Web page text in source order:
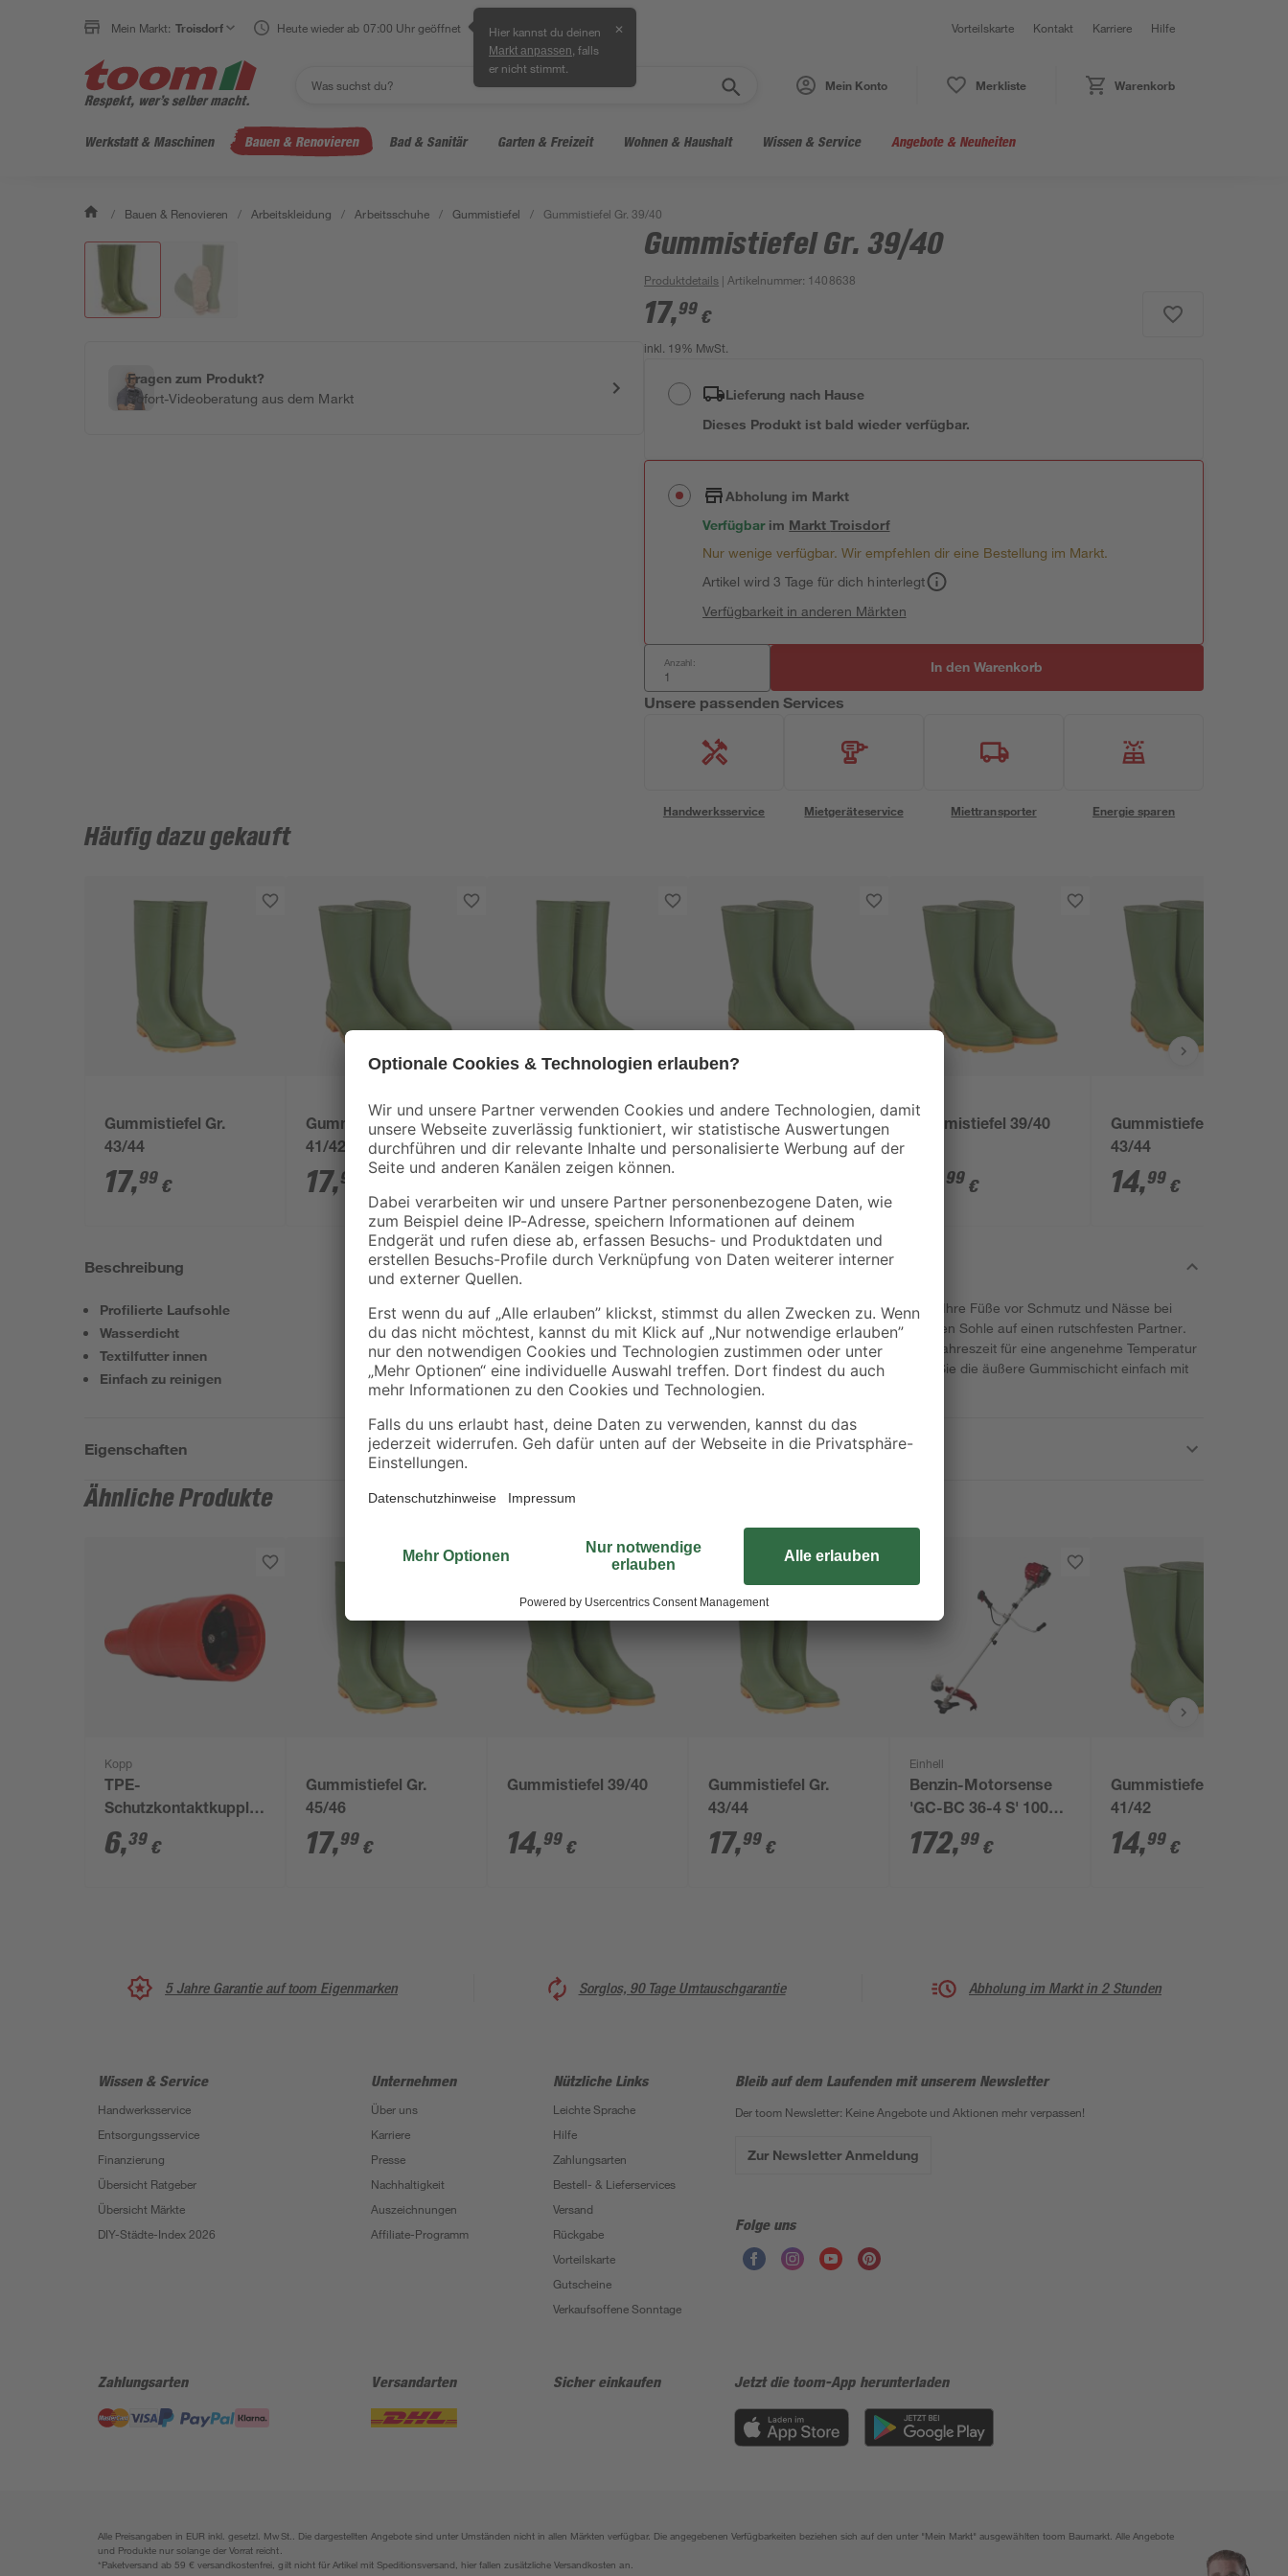
Mein Markt: Troisdorf Heute wieder ab 07:00 Uhr geöffnet Hier kannst du deinen
Markt anpassen , falls
er nicht stimmt.
✕ Vorteilskarte Kontakt Karriere Hilfe
Mein Konto Merkliste Warenkorb
Werkstatt & Maschinen Bauen & Renovieren Bad & Sanitär Garten & Freizeit Wohnen & Haushalt Wissen & Service Angebote & Neuheiten
/ Bauen & Renovieren / Arbeitskleidung / Arbeitsschuhe / Gummistiefel / Gummistiefel Gr. 39/40
Fragen zum Produkt?
Sofort-Videoberatung aus dem Markt
Gummistiefel Gr. 39/40
Produktdetails | Artikelnummer: 1408638
17,99 €
inkl. 19% MwSt.
Lieferung nach Hause
Dieses Produkt ist bald wieder verfügbar.
Abholung im Markt
Verfügbar im MarktTroisdorf
Nur wenige verfügbar. Wir empfehlen dir eine Bestellung im Markt.
Artikel wird 3 Tage für dich hinterlegt
Verfügbarkeit in anderen Märkten
Anzahl: In den Warenkorb
Unsere passenden Services
Handwerksservice Mietgeräteservice Miettransporter Energie sparen
Häufig dazu gekauft
Gummistiefel Gr.
43/44
17,99 €
Gummistiefel Gr.
41/42
17,99
Gummistiefel Gr.
45/46
17,99
Gummistiefel Gr.
37/38
Gummistiefel 39/40
99 €
Gummistiefel Gr.
43/44
14,99 €
Beschreibung
Profilierte Laufsohle
Wasserdicht
Textilfutter innen
Einfach zu reinigen
Mit den vielseitigen Gummistiefeln schützen Sie Ihre Füße vor Schmutz und Nässe bei
Gartenarbeiten und vertrauen dank der profilierten Sohle auf einen rutschfesten Partner.
Das Textilvlies an der Innenseite sorgt zu jeder Jahreszeit für eine angenehme Temperatur
Ihrer Füße. Gereinigt werden die Stiefel, indem Sie die äußere Gummischicht einfach mit
Wasser und Seife waschen.
Eigenschaften
Ähnliche Produkte
Kopp
TPE-
Schutzkontaktkupplung
mit Knickschutz rot
6,39 €
Gummistiefel Gr.
45/46
17,99 €
Gummistiefel 39/40
14,99 €
Gummistiefel Gr.
43/44
17,99 €
Einhell
Benzin-Motorsense
'GC-BC 36-4 S' 1000
W 37.7 cm³
172,99 €
Gummistiefel Gr.
41/42
14,99 €
5 Jahre Garantie auf toom Eigenmarken Sorglos, 90 Tage Umtauschgarantie Abholung im Markt in 2 Stunden
Wissen & Service
Handwerksservice
Entsorgungsservice
Finanzierung
Übersicht Ratgeber
Übersicht Märkte
DIY-Städte-Index 2026
Unternehmen
Über uns
Karriere
Presse
Nachhaltigkeit
Auszeichnungen
Affiliate-Programm
Nützliche Links
Leichte Sprache
Hilfe
Zahlungsarten
Bestell- & Lieferservices
Versand
Rückgabe
Vorteilskarte
Gutscheine
Verkaufsoffene Sonntage
Bleib auf dem Laufenden mit unserem Newsletter
Der toom Newsletter: Keine Angebote und Aktionen mehr verpassen!
Zur Newsletter Anmeldung
Folge uns
Zahlungsarten Versandarten Sicher einkaufen Jetzt die toom-App herunterladen
Alle Preisangaben in EUR inkl. gesetzl. MwSt.. Die dargestellten Angebote sind unter Umständen nicht in allen Märkten verfügbar. Die angegebenen Verfügbarkeiten beziehen sich auf den unter "Mein Markt" ausgewählten toom Baumarkt. Alle Angebote
und Produkte nur solange der Vorrat reicht.
*Paketversand ab 59 € versandkostenfrei, gilt nicht für Artikel mit Speditionsversand, hier fallen zusätzliche Versandkosten an.